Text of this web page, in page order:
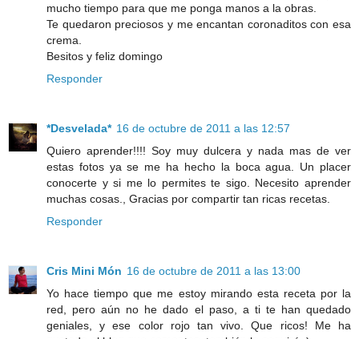
mucho tiempo para que me ponga manos a la obras.
Te quedaron preciosos y me encantan coronaditos con esa
crema.
Besitos y feliz domingo
Responder
*Desvelada* 16 de octubre de 2011 a las 12:57
Quiero aprender!!!! Soy muy dulcera y nada mas de ver
estas fotos ya se me ha hecho la boca agua. Un placer
conocerte y si me lo permites te sigo. Necesito aprender
muchas cosas., Gracias por compartir tan ricas recetas.
Responder
Cris Mini Món 16 de octubre de 2011 a las 13:00
Yo hace tiempo que me estoy mirando esta receta por la
red, pero aún no he dado el paso, a ti te han quedado
geniales, y ese color rojo tan vivo. Que ricos! Me ha